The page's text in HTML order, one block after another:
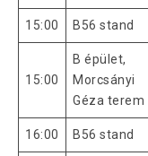
15:00 B56 stand
15:00
B épület,
Morcsányi
Géza terem
16:00 B56 stand